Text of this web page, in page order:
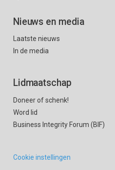
Nieuws en media
Laatste nieuws
In de media
Lidmaatschap
Doneer of schenk!
Word lid
Business Integrity Forum (BIF)
Cookie instellingen